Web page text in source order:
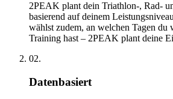
2PEAK plant dein Triathlon-, Rad-
basierend auf deinem
wählst zudem, an welchen Tagen du
Training hast – 2PEAK plant deine
02.
Datenbasiert